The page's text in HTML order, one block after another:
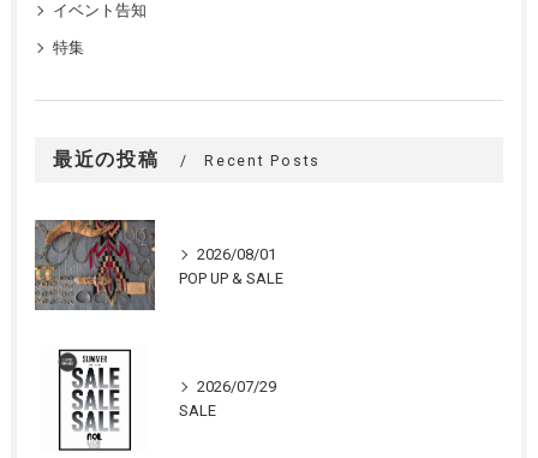
イベント告知
特集
最近の投稿 Recent Posts
2026/08/01
POP UP & SALE
2026/07/29
SALE